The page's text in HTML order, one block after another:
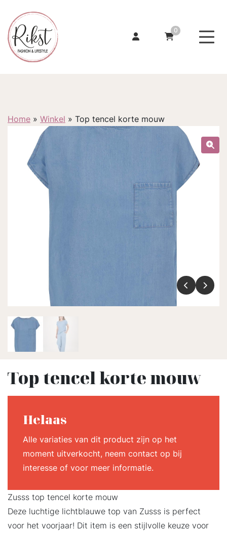
0
Home » Winkel » Top tencel korte mouw
Top tencel korte mouw
Helaas
Alle variaties van dit product zijn op het
moment uitverkocht, neem contact op bij
interesse of voor meer informatie.
Zusss top tencel korte mouw
Deze luchtige lichtblauwe top van Zusss is perfect
voor het voorjaar! Dit item is een stijlvolle keuze voor